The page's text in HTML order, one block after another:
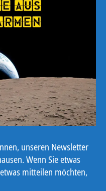
unseren Newsletter
Wenn Sie etwas
mitteilen möchten,